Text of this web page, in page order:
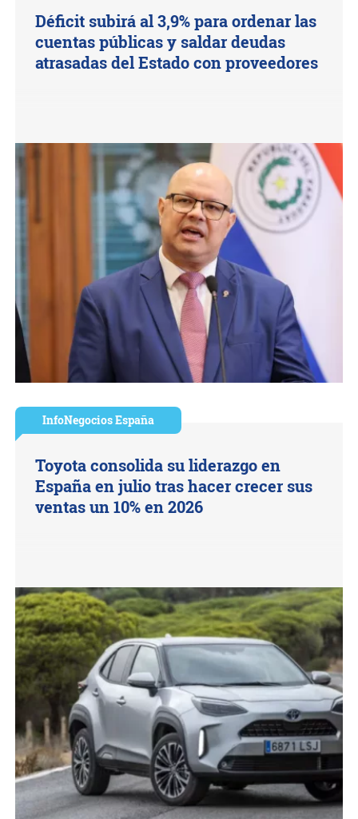
Déficit subirá al 3,9% para ordenar las
cuentas públicas y saldar deudas
atrasadas del Estado con proveedores
InfoNegocios España
Toyota consolida su liderazgo en
España en julio tras hacer crecer sus
ventas un 10% en 2026